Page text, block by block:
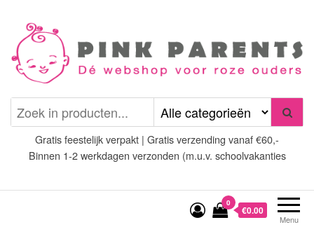
inhoud
Pink Parents
(wens)ouders
Gratis feestelijk verpakt | Gratis verzending vanaf €60,-
Binnen 1-2 werkdagen verzonden (m.u.v. schoolvakanties
Menu
0
€0.00